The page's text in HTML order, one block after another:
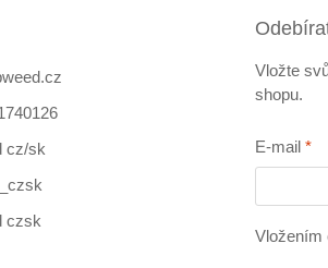
cz/sk
czsk
Vložte
shopu.
E-mail
Vložením